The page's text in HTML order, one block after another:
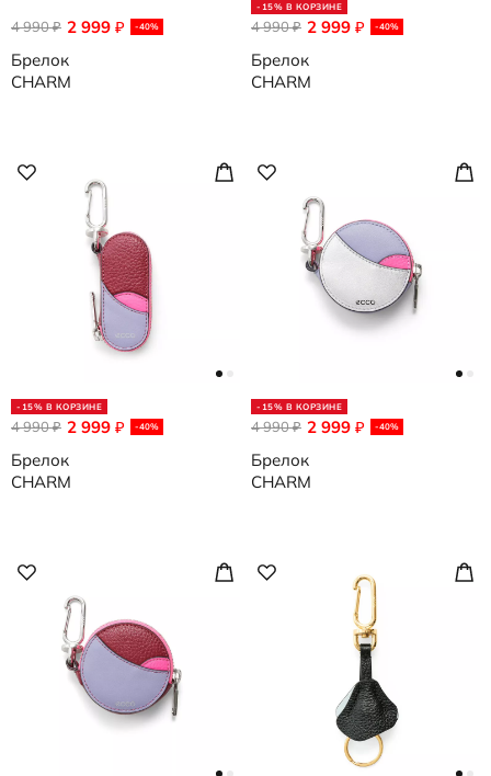
2 999 ₽ -40%
4 990₽
Брелок
CHARM
-15% В КОРЗИНЕ
2 999 ₽ -40%
4 990₽
Брелок
CHARM
-15% В КОРЗИНЕ
2 999 ₽ -40%
4 990₽
Брелок
CHARM
-15% В КОРЗИНЕ
2 999 ₽ -40%
4 990₽
Брелок
CHARM